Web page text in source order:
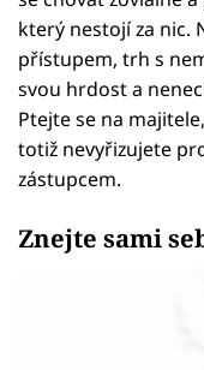
který nestojí za nic.
přístupem, trh s
svou hrdost a
Ptejte se na
totiž nevyřizujete
zástupcem.
Znejte sami